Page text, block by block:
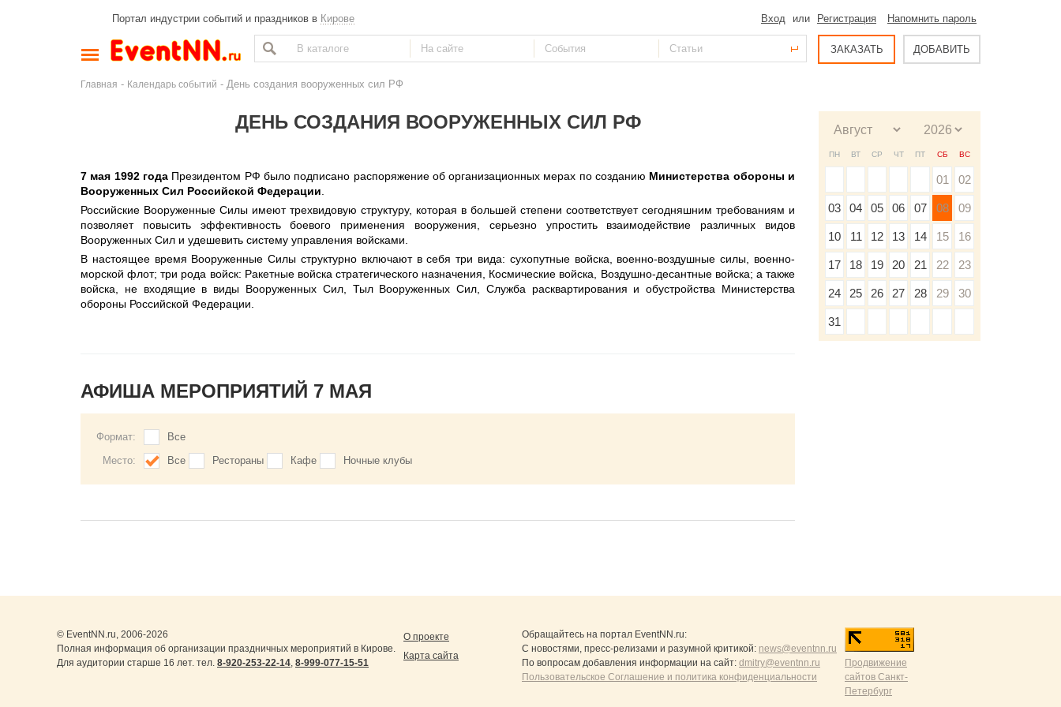
Портал индустрии событий и праздников в Кирове Вход или Регистрация Напомнить пароль
ЗАКАЗАТЬ ДОБАВИТЬ
Главная - Календарь событий - День создания вооруженных сил РФ
ДЕНЬ СОЗДАНИЯ ВООРУЖЕННЫХ СИЛ РФ
7 мая 1992 годаПрезидентом РФ было подписано распоряжение об организационных мерах по созданию Министерства обороны и
Вооруженных Сил Российской Федерации
Российские Вооруженные Силы имеют трехвидовую структуру, которая в большей степени соответствует сегодняшним требованиям и
позволяет повысить эффективность боевого применения вооружения, серьезно упростить взаимодействие различных видов
Вооруженных Сил и удешевить систему управления войсками.
В настоящее время Вооруженные Силы структурно включают в себя три вида: сухопутные войска, военно-воздушные силы, военно-
морской флот; три рода войск: Ракетные войска стратегического назначения, Космические войска, Воздушно-десантные войска; а также
войска, не входящие в виды Вооруженных Сил, Тыл Вооруженных Сил, Служба расквартирования и обустройства Министерства
обороны Российской Федерации.
АФИША МЕРОПРИЯТИЙ 7 МАЯ
Формат:
Все
Место:
Все Рестораны Кафе Ночные клубы
ПН ВТ СР ЧТ ПТ СБ ВС
01 02
03 04 05 06 07 08 09
10 11 12 13 14 15 16
17 18 19 20 21 22 23
24 25 26 27 28 29 30
31
© EventNN.ru, 2006-2026
Полная информация об организации праздничных мероприятий в Кирове.
Для аудитории старше 16 лет. тел. 8-920-253-22-14, 8-999-077-15-51
О проекте
Карта сайта
Обращайтесь на портал EventNN.ru:
С новостями, пресс-релизами и разумной критикой: news@eventnn.ru
По вопросам добавления информации на сайт: dmitry@eventnn.ru
Пользовательское Соглашение и политика конфиденциальности
Продвижение
сайтов Санкт-
Петербург